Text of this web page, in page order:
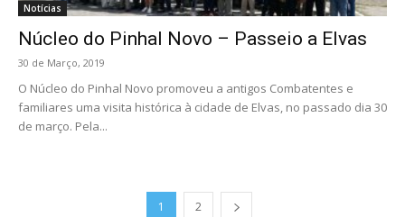
Notícias
Núcleo do Pinhal Novo – Passeio a Elvas
30 de Março, 2019
O Núcleo do Pinhal Novo promoveu a antigos Combatentes e
familiares uma visita histórica à cidade de Elvas, no passado dia 30
de março. Pela...
1 2